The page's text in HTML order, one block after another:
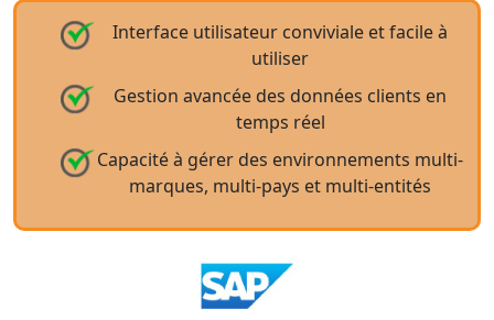
Interface utilisateur conviviale et facile à
utiliser
Gestion avancée des données clients en
temps réel
Capacité à gérer des environnements multi-
marques, multi-pays et multi-entités